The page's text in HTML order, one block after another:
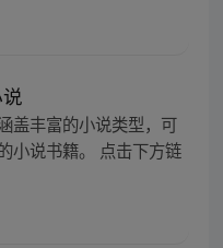
盖丰富的小说类型，可
小说书籍。 点击下方链